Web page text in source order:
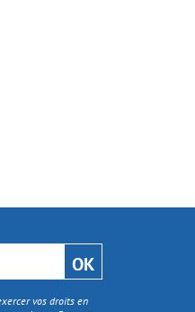
vos droits en